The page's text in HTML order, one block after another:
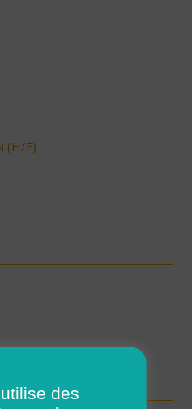
(H/F)
des